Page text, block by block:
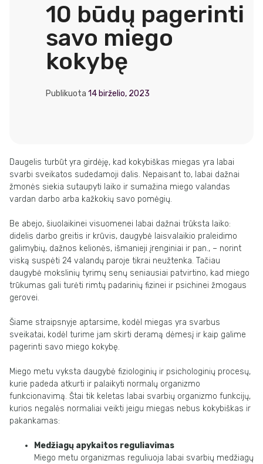
10 būdų pagerinti
savo miego
kokybę
Publikuota14 birželio, 2023
Daugelis turbūt yra girdėję, kad kokybiškas miegas yra labai
svarbi sveikatos sudedamoji dalis. Nepaisant to, labai dažnai
žmonės siekia sutaupyti laiko ir sumažina miego valandas
vardan darbo arba kažkokių savo pomėgių.
Be abejo, šiuolaikinei visuomenei labai dažnai trūksta laiko:
didelis darbo greitis ir krūvis, daugybė laisvalaikio praleidimo
galimybių, dažnos kelionės, išmanieji įrenginiai ir pan., – norint
viską suspėti 24 valandų paroje tikrai neužtenka. Tačiau
daugybė mokslinių tyrimų senų seniausiai patvirtino, kad miego
trūkumas gali turėti rimtų padarinių fizinei ir psichinei žmogaus
gerovei.
Šiame straipsnyje aptarsime, kodėl miegas yra svarbus
sveikatai, kodėl turime jam skirti deramą dėmesį ir kaip galime
pagerinti savo miego kokybę.
Miego metu vyksta daugybė fiziologinių ir psichologinių procesų,
kurie padeda atkurti ir palaikyti normalų organizmo
funkcionavimą. Štai tik keletas labai svarbių organizmo funkcijų,
kurios negalės normaliai veikti jeigu miegas nebus kokybiškas ir
pakankamas:
Medžiagų apykaitos reguliavimas
Miego metu organizmas reguliuoja labai svarbių medžiagų